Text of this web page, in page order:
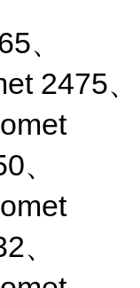
、
2475、
、
、